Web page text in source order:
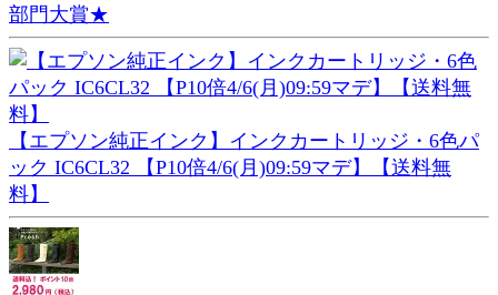
部門大賞★
【エプソン純正インク】インクカートリッジ・6色パ
ック IC6CL32 【P10倍4/6(月)09:59マデ】【送料無
料】